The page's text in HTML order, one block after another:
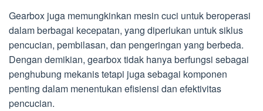
Gearbox juga memungkinkan mesin cuci untuk beroperasi
dalam berbagai kecepatan, yang diperlukan untuk siklus
pencucian, pembilasan, dan pengeringan yang berbeda.
Dengan demikian, gearbox tidak hanya berfungsi sebagai
penghubung mekanis tetapi juga sebagai komponen
penting dalam menentukan efisiensi dan efektivitas
pencucian.